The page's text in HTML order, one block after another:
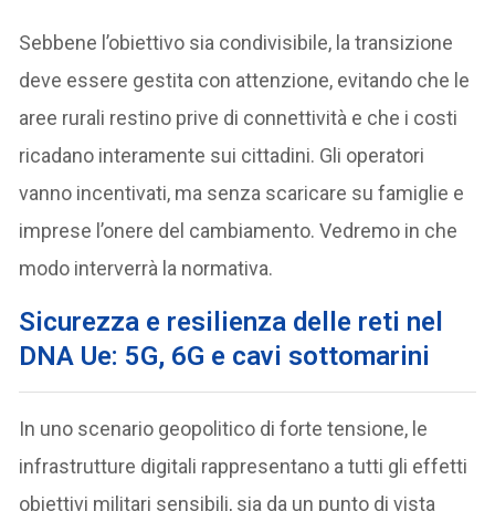
Sebbene l’obiettivo sia condivisibile, la transizione
deve essere gestita con attenzione, evitando che le
aree rurali restino prive di connettività e che i costi
ricadano interamente sui cittadini. Gli operatori
vanno incentivati, ma senza scaricare su famiglie e
imprese l’onere del cambiamento. Vedremo in che
modo interverrà la normativa.
Sicurezza e resilienza delle reti nel
DNA Ue: 5G, 6G e cavi sottomarini
In uno scenario geopolitico di forte tensione, le
infrastrutture digitali rappresentano a tutti gli effetti
obiettivi militari sensibili, sia da un punto di vista